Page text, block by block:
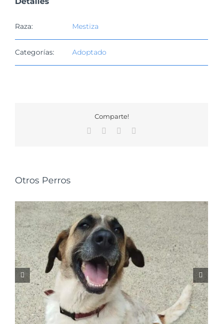
Raza: Mestiza
Categorías: Adoptado
Comparte!
Facebook WhatsApp
Otros Perros
DAFNE